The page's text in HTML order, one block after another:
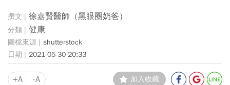
徐嘉賢醫師（黑眼圈奶爸）
健康
shutterstock
2021-05-30 20:33
+A -A 加入收藏